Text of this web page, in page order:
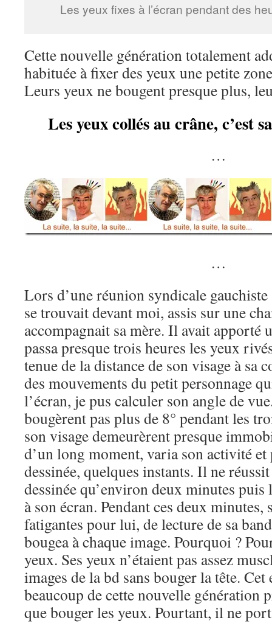
Les yeux fixes à l’écran pendant des
Cette nouvelle génération totalement
habituée à fixer des yeux une petite
Leurs yeux ne bougent presque plus,
Les yeux collés au crâne, c’est
…
…
Lors d’une réunion syndicale gauchiste
se trouvait devant moi, assis sur une
accompagnait sa mère. Il avait apporté
passa presque trois heures les yeux
tenue de la distance de son visage à sa
des mouvements du petit personnage
l’écran, je pus calculer son angle de
bougèrent pas plus de 8° pendant les
son visage demeurèrent presque
d’un long moment, varia son activité
dessinée, quelques instants. Il ne
dessinée qu’environ deux minutes
à son écran. Pendant ces deux minutes,
fatigantes pour lui, de lecture de sa
bougea à chaque image. Pourquoi ?
yeux. Ses yeux n’étaient pas assez
images de la bd sans bouger la tête.
beaucoup de cette nouvelle génération
que bouger les yeux. Pourtant, il ne